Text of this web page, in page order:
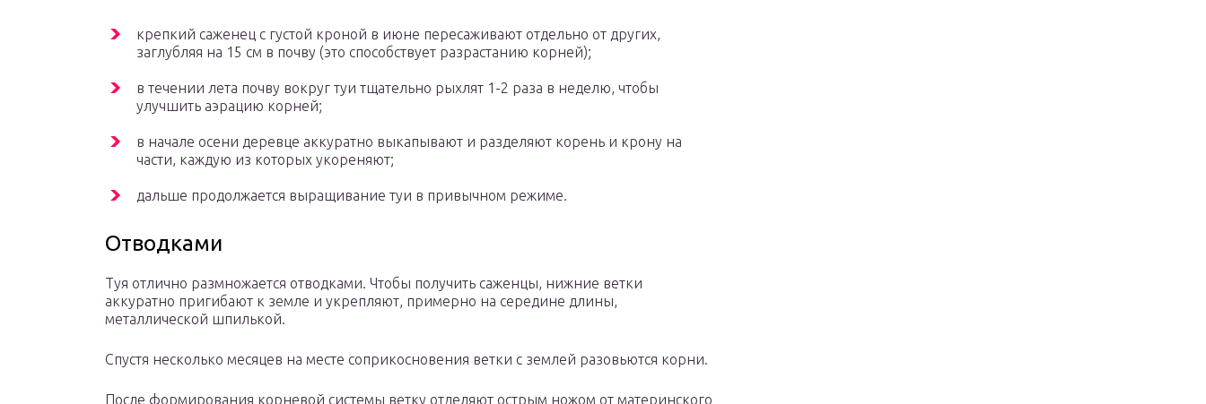
крепкий саженец с густой кроной в июне пересаживают отдельно от других,
заглубляя на 15 см в почву (это способствует разрастанию корней);
в течении лета почву вокруг туи тщательно рыхлят 1-2 раза в неделю, чтобы
улучшить аэрацию корней;
в начале осени деревце аккуратно выкапывают и разделяют корень и крону на
части, каждую из которых укореняют;
дальше продолжается выращивание туи в привычном режиме.
Отводками
Туя отлично размножается отводками. Чтобы получить саженцы, нижние ветки
аккуратно пригибают к земле и укрепляют, примерно на середине длины,
металлической шпилькой.
Спустя несколько месяцев на месте соприкосновения ветки с землей разовьются корни.
После формирования корневой системы ветку отделяют острым ножом от материнского